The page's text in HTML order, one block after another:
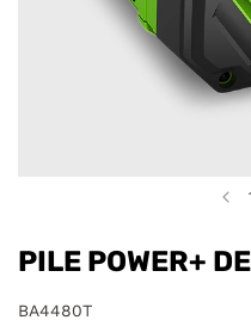
PILE POWER+
BA4480T